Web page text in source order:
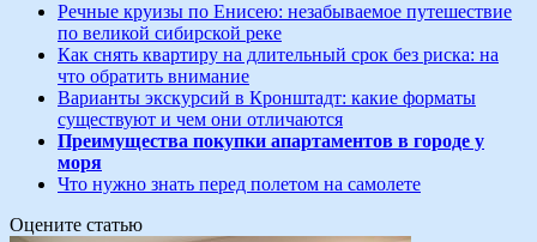
Речные круизы по Енисею: незабываемое путешествие
по великой сибирской реке
Как снять квартиру на длительный срок без риска: на
что обратить внимание
Варианты экскурсий в Кронштадт: какие форматы
существуют и чем они отличаются
Преимущества покупки апартаментов в городе у
моря
Что нужно знать перед полетом на самолете
Оцените статью